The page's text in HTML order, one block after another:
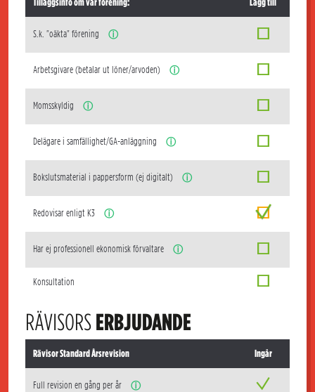
S.k. "oäkta" förening ⓘ
Arbetsgivare (betalar ut löner/arvoden) ⓘ
Momsskyldig ⓘ
Delägare i samfällighet/GA-anläggning ⓘ
Bokslutsmaterial i pappersform (ej digitalt) ⓘ
Redovisar enligt K3 ⓘ
Har ej professionell ekonomisk förvaltare ⓘ
Konsultation
RÄVISORSERBJUDANDE
Rävisor Standard Årsrevision Ingår
Full revision en gång per år ⓘ